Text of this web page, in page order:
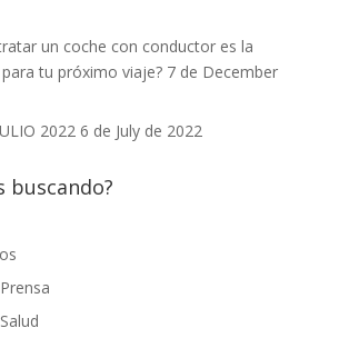
un coche con conductor es la
tu próximo viaje? 7 de December
2022 6 de July de 2022
buscando?